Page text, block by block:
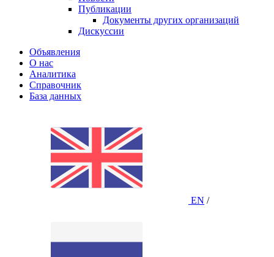
Публикации
Документы других организаций
Дискуссии
Объявления
О нас
Аналитика
Справочник
База данных
EN /